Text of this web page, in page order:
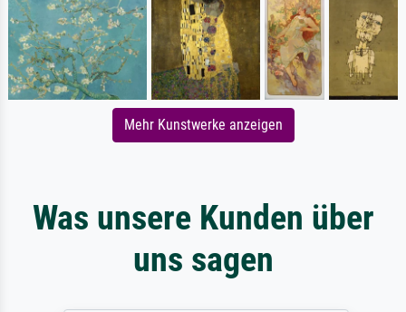
Mehr Kunstwerke anzeigen
Was unsere Kunden über
uns sagen